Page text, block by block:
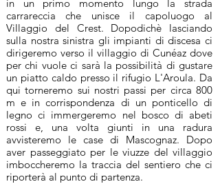
in un primo momento lungo la strada
carrareccia che unisce il capoluogo al
Villaggio del Crest. Dopodichè lasciando
sulla nostra sinistra gli impianti di discesa ci
dirigeremo verso il villaggio di Cunéaz dove
per chi vuole ci sarà la possibilità di gustare
un piatto caldo presso il rifugio L'Aroula. Da
qui torneremo sui nostri passi per circa 800
m e in corrispondenza di un ponticello di
legno ci immergeremo nel bosco di abeti
rossi e, una volta giunti in una radura
avvisteremo le case di Mascognaz. Dopo
aver passeggiato per le viuzze del villaggio
imboccheremo la traccia del sentiero che ci
riporterà al punto di partenza.